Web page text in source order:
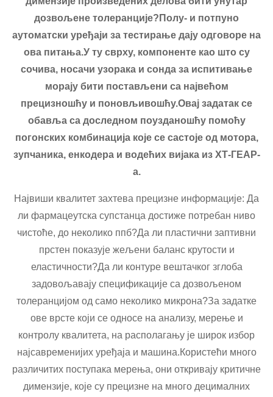
дозвољене толеранције?Полу- и потпуно
аутоматски уређаји за тестирање дају одговоре на
ова питања.У ту сврху, компоненте као што су
сочива, носачи узорака и сонда за испитивање
морају бити постављени са највећом
прецизношћу и поновљивошћу.Овај задатак се
обавља са доследном поузданошћу помоћу
погонских комбинација које се састоје од мотора,
зупчаника, енкодера и водећих вијака из ХТ-ГЕАР-
а.
Највиши квалитет захтева прецизне информације: Да
ли фармацеутска супстанца достиже потребан ниво
чистоће, до неколико ппб?Да ли пластични заптивни
прстен показује жељени баланс крутости и
еластичности?Да ли контуре вештачког зглоба
задовољавају спецификације са дозвољеном
толеранцијом од само неколико микрона?За задатке
ове врсте који се односе на анализу, мерење и
контролу квалитета, на располагању је широк избор
најсавременијих уређаја и машина.Користећи много
различитих поступака мерења, они откривају критичне
димензије, које су прецизне на много децималних